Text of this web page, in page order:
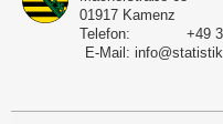
01917 Kamenz
Telefon:
+49
E-Mail: